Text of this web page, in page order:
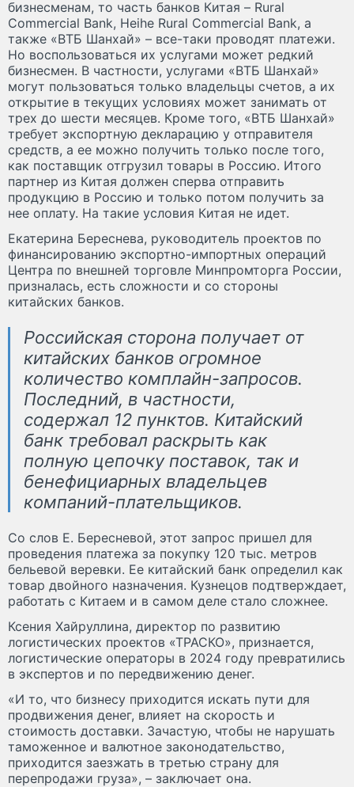
бизнесменам, то часть банков Китая – Rural
Commercial Bank, Heihe Rural Commercial Bank, а
также «ВТБ Шанхай» – все-таки проводят платежи.
Но воспользоваться их услугами может редкий
бизнесмен. В частности, услугами «ВТБ Шанхай»
могут пользоваться только владельцы счетов, а их
открытие в текущих условиях может занимать от
трех до шести месяцев. Кроме того, «ВТБ Шанхай»
требует экспортную декларацию у отправителя
средств, а ее можно получить только после того,
как поставщик отгрузил товары в Россию. Итого
партнер из Китая должен сперва отправить
продукцию в Россию и только потом получить за
нее оплату. На такие условия Китая не идет.
Екатерина Береснева, руководитель проектов по
финансированию экспортно-импортных операций
Центра по внешней торговле Минпромторга России,
призналась, есть сложности и со стороны
китайских банков.
Российская сторона получает от
китайских банков огромное
количество комплайн-запросов.
Последний, в частности,
содержал 12 пунктов. Китайский
банк требовал раскрыть как
полную цепочку поставок, так и
бенефициарных владельцев
компаний-плательщиков.
Со слов Е. Бересневой, этот запрос пришел для
проведения платежа за покупку 120 тыс. метров
бельевой веревки. Ее китайский банк определил как
товар двойного назначения. Кузнецов подтверждает,
работать с Китаем и в самом деле стало сложнее.
Ксения Хайруллина, директор по развитию
логистических проектов «ТРАСКО», признается,
логистические операторы в 2024 году превратились
в экспертов и по передвижению денег.
«И то, что бизнесу приходится искать пути для
продвижения денег, влияет на скорость и
стоимость доставки. Зачастую, чтобы не нарушать
таможенное и валютное законодательство,
приходится заезжать в третью страну для
перепродажи груза», – заключает она.